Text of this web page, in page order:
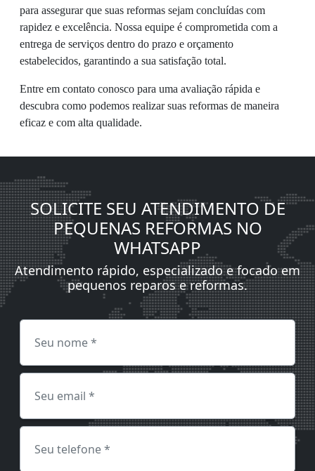
para assegurar que suas reformas sejam concluídas com
rapidez e excelência. Nossa equipe é comprometida com a
entrega de serviços dentro do prazo e orçamento
estabelecidos, garantindo a sua satisfação total.
Entre em contato conosco para uma avaliação rápida e
descubra como podemos realizar suas reformas de maneira
eficaz e com alta qualidade.
SOLICITE SEU ATENDIMENTO DE
PEQUENAS REFORMAS NO
WHATSAPP
Atendimento rápido, especializado e focado em
pequenos reparos e reformas.